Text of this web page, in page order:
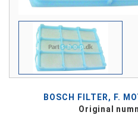
BOSCH FILTER, F.
Original